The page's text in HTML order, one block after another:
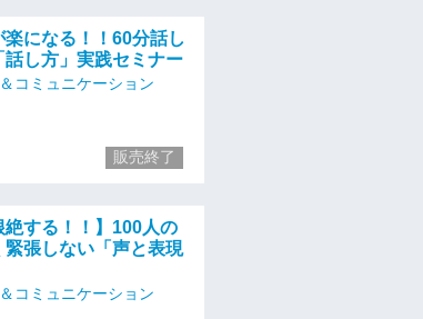
になる！！60分話し
し方」実践セミナー
コミュニケーション
販売終了
する！！】100人の
張しない「声と表現
コミュニケーション